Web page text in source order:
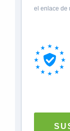
el enlace de